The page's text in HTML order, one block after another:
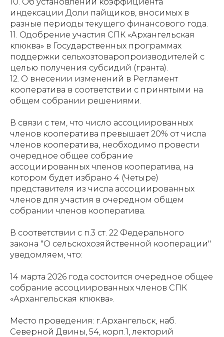
индексации Доли пайщиков, вносимых в
разные периоды текущего финансового года.
11. Одобрение участия СПК «Архангельская
клюква» в Государственных программах
поддержки сельхозтоваропроизводителей с
целью получения субсидий (гранта).
12. О внесении изменений в Регламент
кооператива в соответствии с принятыми на
общем собрании решениями.
В связи с тем, что число ассоциированных
членов кооператива превышает 20% от числа
членов кооператива, необходимо провести
очередное общее собрание
ассоциированных членов кооператива, на
котором будет избрано 4 (Четыре)
представителя из числа ассоциированных
членов для участия в очередном общем
собрании членов кооператива.
В соответствии с п.3 ст. 22 Федерального
закона "О сельскохозяйственной кооперации"
уведомляем, что:
14 марта 2026 года состоится очередное общее
собрание ассоциированных членов СПК
«Архангельская клюква».
Место проведения: г.Архангельск, наб.
Северной Двины, 54, корп.1, лекторий